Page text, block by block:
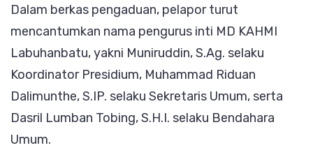
Dalam berkas pengaduan, pelapor turut
mencantumkan nama pengurus inti MD KAHMI
Labuhanbatu, yakni Muniruddin, S.Ag. selaku
Koordinator Presidium, Muhammad Riduan
Dalimunthe, S.IP. selaku Sekretaris Umum, serta
Dasril Lumban Tobing, S.H.I. selaku Bendahara
Umum.